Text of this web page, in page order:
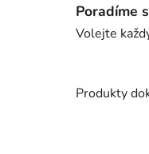
Poradíme
Volejte
Produkty